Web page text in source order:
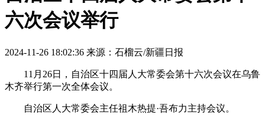
六次会议举行
2024-11-26 18:02:36 来源：石榴云/新疆日报
11月26日，自治区十四届人大常委会第十六次会议在乌鲁
木齐举行第一次全体会议。
自治区人大常委会主任祖木热提·吾布力主持会议。